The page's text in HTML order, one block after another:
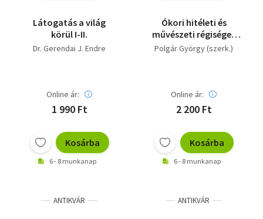
Látogatás a világ
körül I-II.
Dr. Gerendai J. Endre
Online ár:
1 990 Ft
Kosárba
6 - 8 munkanap
Ókori hitéleti és
művészeti régiségek
képgyűjteménye
Polgár György (szerk.)
Online ár:
2 200 Ft
Kosárba
6 - 8 munkanap
ANTIKVÁR ANTIKVÁR